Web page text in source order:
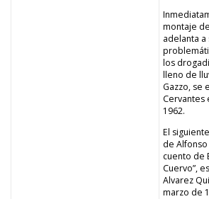
montaje
adelanta
los
lleno de
Gazzo, se
1962.
El
de
cuento de
Cuervo”,
Alvarez
marzo de